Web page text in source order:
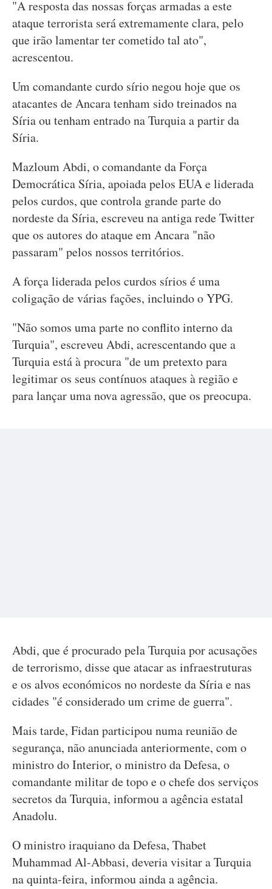
"A resposta das nossas forças armadas a este
ataque terrorista será extremamente clara, pelo
que irão lamentar ter cometido tal ato",
acrescentou.
Um comandante curdo sírio negou hoje que os
atacantes de Ancara tenham sido treinados na
Síria ou tenham entrado na Turquia a partir da
Síria.
Mazloum Abdi, o comandante da Força
Democrática Síria, apoiada pelos EUA e liderada
pelos curdos, que controla grande parte do
nordeste da Síria, escreveu na antiga rede Twitter
que os autores do ataque em Ancara "não
passaram" pelos nossos territórios.
A força liderada pelos curdos sírios é uma
coligação de várias fações, incluindo o YPG.
"Não somos uma parte no conflito interno da
Turquia", escreveu Abdi, acrescentando que a
Turquia está à procura "de um pretexto para
legitimar os seus contínuos ataques à região e
para lançar uma nova agressão, que os preocupa.
Abdi, que é procurado pela Turquia por acusações
de terrorismo, disse que atacar as infraestruturas
e os alvos económicos no nordeste da Síria e nas
cidades "é considerado um crime de guerra".
Mais tarde, Fidan participou numa reunião de
segurança, não anunciada anteriormente, com o
ministro do Interior, o ministro da Defesa, o
comandante militar de topo e o chefe dos serviços
secretos da Turquia, informou a agência estatal
Anadolu.
O ministro iraquiano da Defesa, Thabet
Muhammad Al-Abbasi, deveria visitar a Turquia
na quinta-feira, informou ainda a agência.